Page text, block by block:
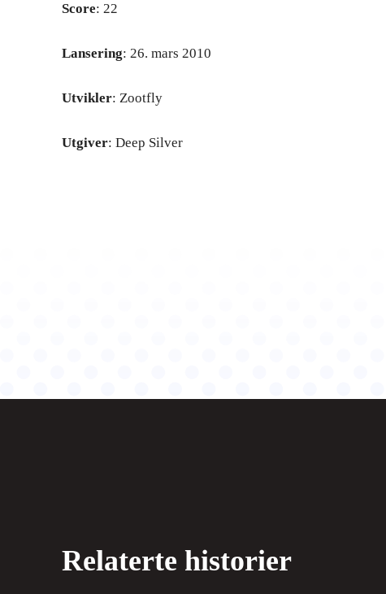
Score: 22
Lansering: 26. mars 2010
Utvikler: Zootfly
Utgiver: Deep Silver
Relaterte historier